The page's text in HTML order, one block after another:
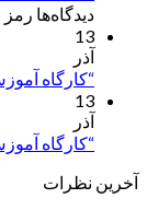
دیدگاه‌ها رمز
13
آذر
“کارگاه
13
آذر
“کارگاه
آخرین نظرات